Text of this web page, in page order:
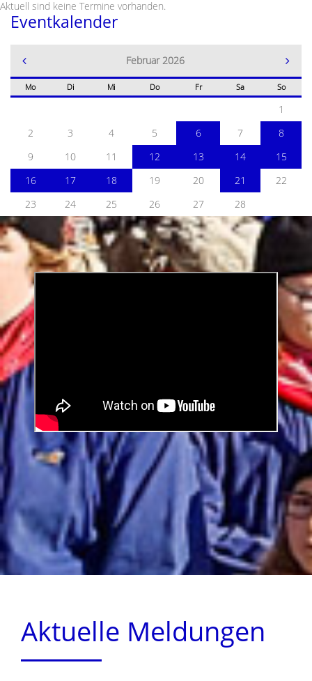
Aktuell sind keine Termine vorhanden.
Eventkalender
Februar 2026
Mo Di Mi Do Fr Sa So
1
2
3 4 5 6 7
8
9
10 11 12 13 14
15
16
17 18 19 20 21
22
23
24 25 26 27 28
Aktuelle Meldungen